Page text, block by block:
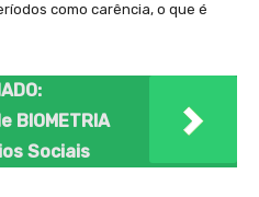
como carência, o que é
BIOMETRIA
Sociais